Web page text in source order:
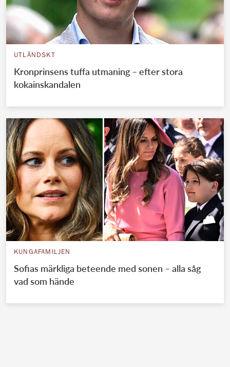
UTLÄNDSKT
Kronprinsens tuffa utmaning – efter stora
kokainskandalen
KUNGAFAMILJEN
Sofias märkliga beteende med sonen – alla såg
vad som hände